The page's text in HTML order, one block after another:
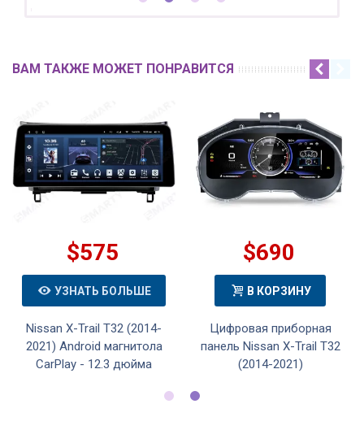
ВАМ ТАКЖЕ МОЖЕТ ПОНРАВИТСЯ
$575
УЗНАТЬ БОЛЬШЕ
Nissan X-Trail T32 (2014-
2021) Android магнитола
CarPlay - 12.3 дюйма
$690
В КОРЗИНУ
Цифровая приборная
панель Nissan X-Trail T32
(2014-2021)